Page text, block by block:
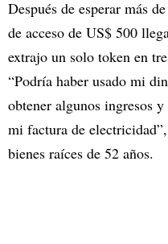
Después de esperar más
de acceso de US$ 500
extrajo un solo token en
“Podría haber usado mi
obtener algunos ingresos
mi factura de
bienes raíces de 52 años.